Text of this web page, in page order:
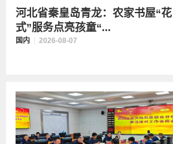
河北省秦皇岛青龙：农家书屋“花
式”服务点亮孩童“...
国内 2026-08-07